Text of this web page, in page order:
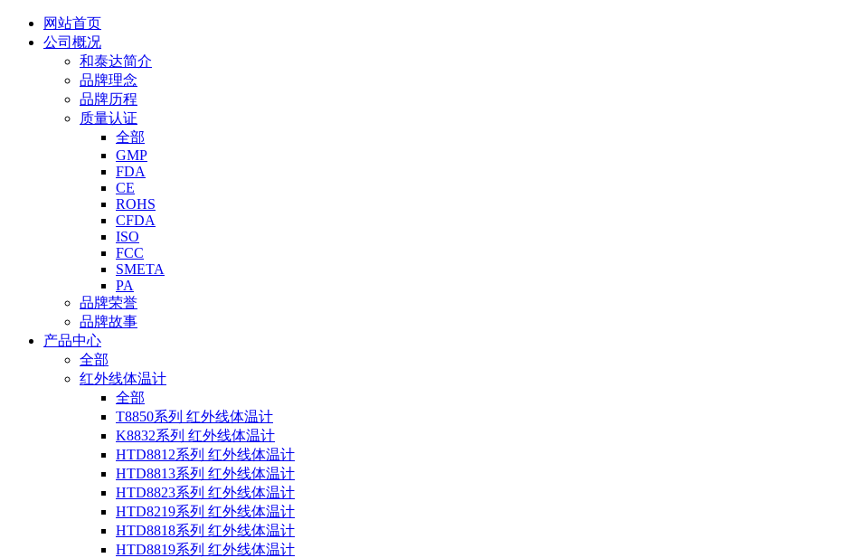
网站首页
公司概况
和泰达简介
品牌理念
品牌历程
质量认证
全部
GMP
FDA
CE
ROHS
CFDA
ISO
FCC
SMETA
PA
品牌荣誉
品牌故事
产品中心
全部
红外线体温计
全部
T8850系列 红外线体温计
K8832系列 红外线体温计
HTD8812系列 红外线体温计
HTD8813系列 红外线体温计
HTD8823系列 红外线体温计
HTD8219系列 红外线体温计
HTD8818系列 红外线体温计
HTD8819系列 红外线体温计